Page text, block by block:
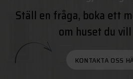
Ställ en fråga, boka ett
om huset du
KONTAKTA OSS